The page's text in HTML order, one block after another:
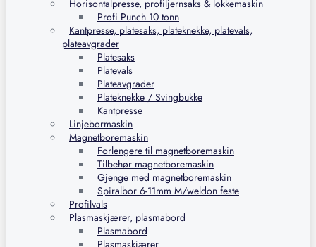
Horisontalpresse, profiljernsaks & lokkemaskin
Profi Punch 10 tonn
Kantpresse, platesaks, plateknekke, platevals,
plateavgrader
Platesaks
Platevals
Plateavgrader
Plateknekke / Svingbukke
Kantpresse
Linjebormaskin
Magnetboremaskin
Forlengere til magnetboremaskin
Tilbehør magnetboremaskin
Gjenge med magnetboremaskin
Spiralbor 6-11mm M/weldon feste
Profilvals
Plasmaskjærer, plasmabord
Plasmabord
Plasmaskjærer